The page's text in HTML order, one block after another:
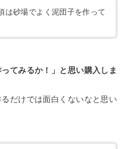
は砂場でよく泥団子を作って
てみるか！」と思い購入しま
だけでは面白くないなと思い